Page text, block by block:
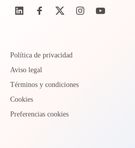
Política de privacidad
Aviso legal
Términos y condiciones
Cookies
Preferencias cookies